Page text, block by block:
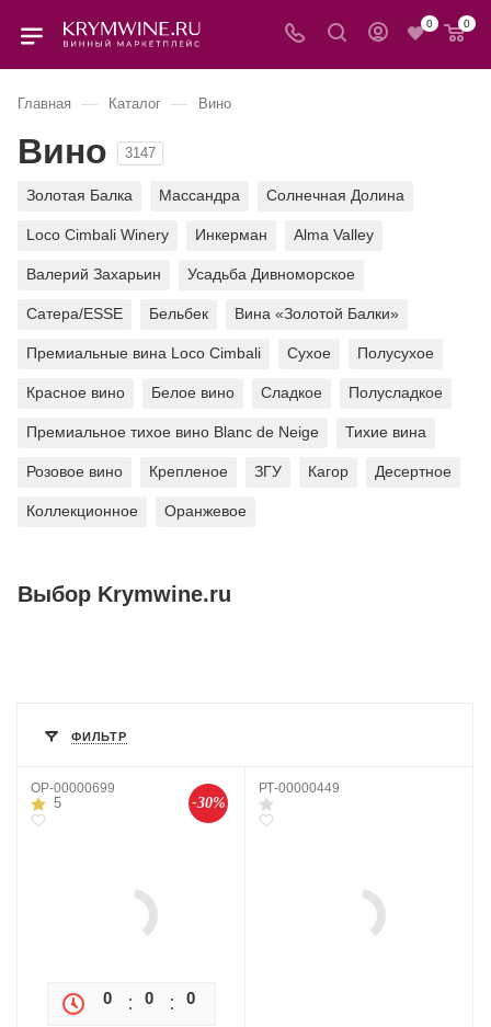
0 0
Главная — Каталог — Вино
Вино 3147
Золотая Балка Массандра Солнечная Долина
Loco Cimbali Winery Инкерман Alma Valley
Валерий Захарьин Усадьба Дивноморское
Сатера/ESSE Бельбек Вина «Золотой Балки»
Премиальные вина Loco Cimbali Сухое Полусухое
Красное вино Белое вино Сладкое Полусладкое
Премиальное тихое вино Blanc de Neige Тихие вина
Розовое вино Крепленое ЗГУ Кагор Десертное
Коллекционное Оранжевое
Выбор Krymwine.ru
ФИЛЬТР
OP-00000699
5 -30%
0 0 0
РТ-00000449